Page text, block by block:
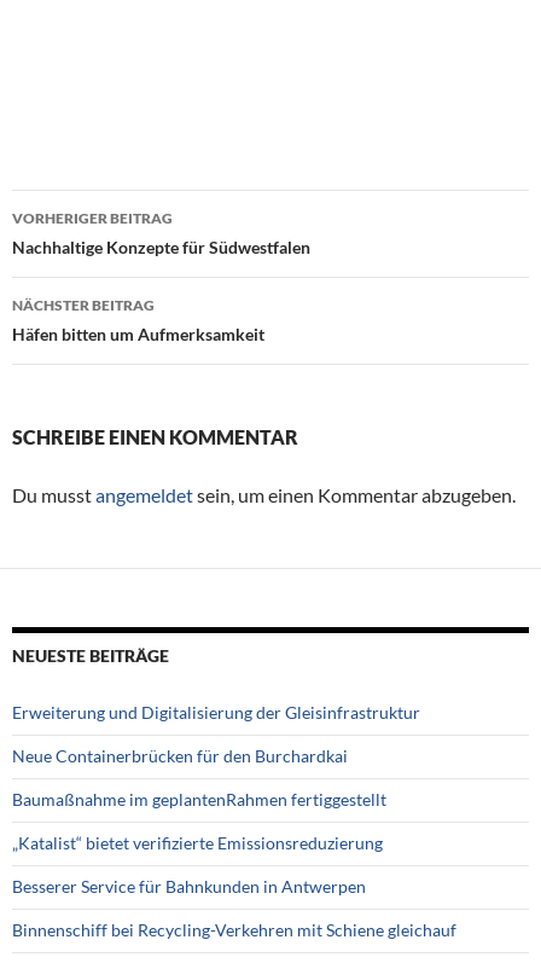
Beitragsnavigation
VORHERIGER BEITRAG
Nachhaltige Konzepte für Südwestfalen
NÄCHSTER BEITRAG
Häfen bitten um Aufmerksamkeit
SCHREIBE EINEN KOMMENTAR
Du musstangemeldetsein, um einen Kommentar abzugeben.
NEUESTE BEITRÄGE
Erweiterung und Digitalisierung der Gleisinfrastruktur
Neue Containerbrücken für den Burchardkai
Baumaßnahme im geplantenRahmen fertiggestellt
„Katalist“ bietet verifizierte Emissionsreduzierung
Besserer Service für Bahnkunden in Antwerpen
Binnenschiff bei Recycling-Verkehren mit Schiene gleichauf